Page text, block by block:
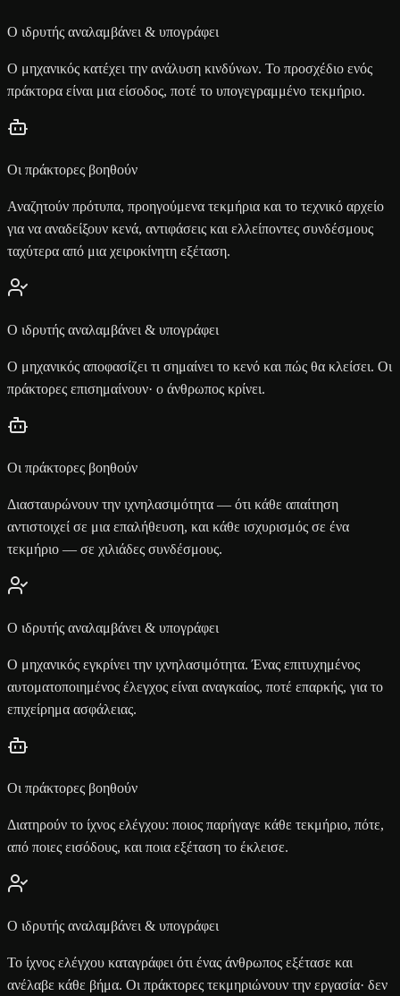
Ο ιδρυτής αναλαμβάνει & υπογράφει
Ο μηχανικός κατέχει την ανάλυση κινδύνων. Το προσχέδιο ενός
πράκτορα είναι μια είσοδος, ποτέ το υπογεγραμμένο τεκμήριο.
Οι πράκτορες βοηθούν
Αναζητούν πρότυπα, προηγούμενα τεκμήρια και το τεχνικό αρχείο
για να αναδείξουν κενά, αντιφάσεις και ελλείποντες συνδέσμους
ταχύτερα από μια χειροκίνητη εξέταση.
Ο ιδρυτής αναλαμβάνει & υπογράφει
Ο μηχανικός αποφασίζει τι σημαίνει το κενό και πώς θα κλείσει. Οι
πράκτορες επισημαίνουν· ο άνθρωπος κρίνει.
Οι πράκτορες βοηθούν
Διασταυρώνουν την ιχνηλασιμότητα — ότι κάθε απαίτηση
αντιστοιχεί σε μια επαλήθευση, και κάθε ισχυρισμός σε ένα
τεκμήριο — σε χιλιάδες συνδέσμους.
Ο ιδρυτής αναλαμβάνει & υπογράφει
Ο μηχανικός εγκρίνει την ιχνηλασιμότητα. Ένας επιτυχημένος
αυτοματοποιημένος έλεγχος είναι αναγκαίος, ποτέ επαρκής, για το
επιχείρημα ασφάλειας.
Οι πράκτορες βοηθούν
Διατηρούν το ίχνος ελέγχου: ποιος παρήγαγε κάθε τεκμήριο, πότε,
από ποιες εισόδους, και ποια εξέταση το έκλεισε.
Ο ιδρυτής αναλαμβάνει & υπογράφει
Το ίχνος ελέγχου καταγράφει ότι ένας άνθρωπος εξέτασε και
ανέλαβε κάθε βήμα. Οι πράκτορες τεκμηριώνουν την εργασία· δεν